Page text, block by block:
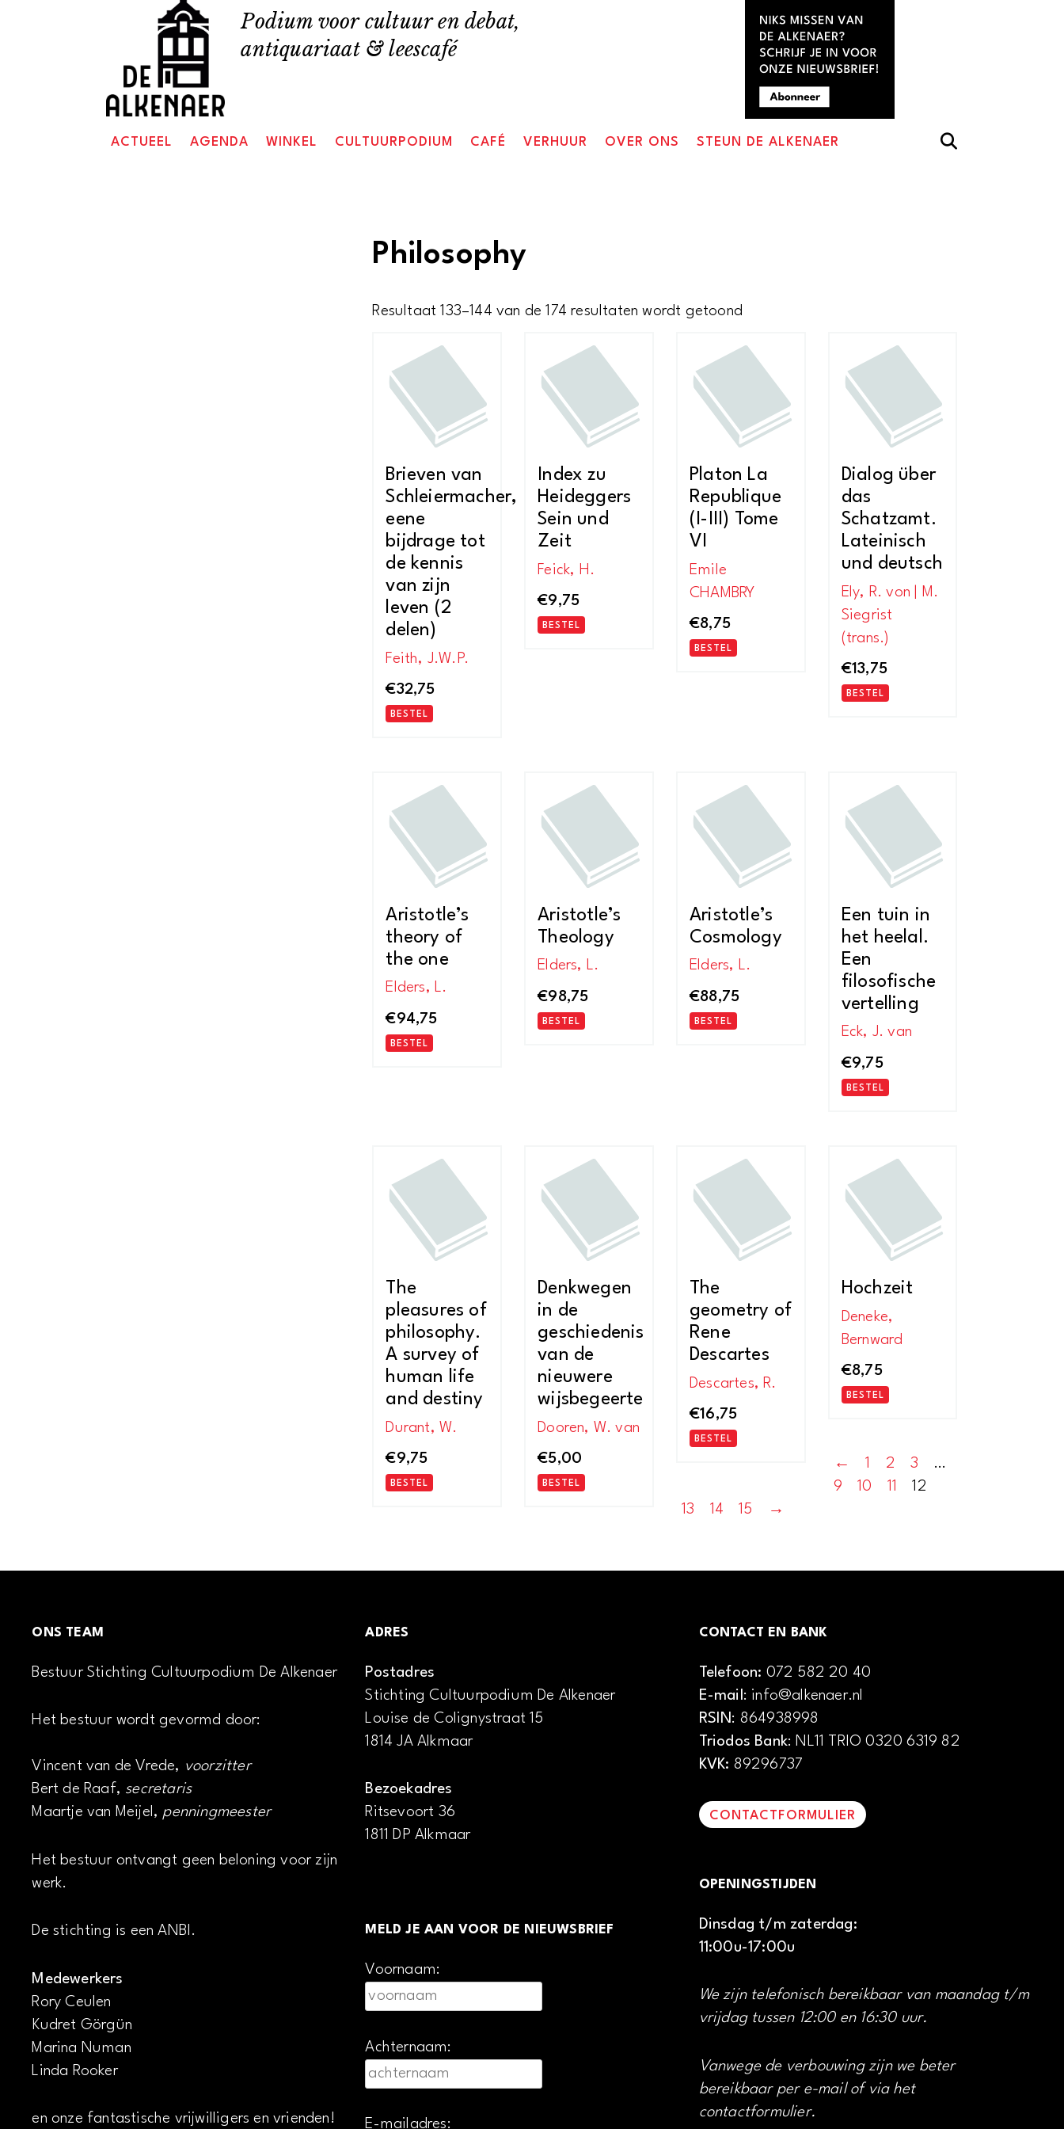
Podium voor cultuur en debat,
antiquariaat & leescafé
ACTUEEL AGENDA WINKEL CULTUURPODIUM CAFÉ VERHUUR OVER ONS STEUN DE ALKENAER
Philosophy
Resultaat 133–144 van de 174 resultaten wordt getoond
nieuwste
Brieven van
Schleiermacher,
eene
bijdrage tot
de kennis
van zijn
leven (2
delen)
Feith, J.W.P.
€32,75
BESTEL
Index zu
Heideggers
Sein und
Zeit
Feick, H.
€9,75
BESTEL
Platon La
Republique
(I-III) Tome
VI
Emile
CHAMBRY
€8,75
BESTEL
Dialog über
das
Schatzamt.
Lateinisch
und deutsch
Ely, R. von | M.
Siegrist
(trans.)
€13,75
BESTEL
Aristotle’s
theory of
the one
Elders, L.
€94,75
BESTEL
Aristotle’s
Theology
Elders, L.
€98,75
BESTEL
Aristotle’s
Cosmology
Elders, L.
€88,75
BESTEL
Een tuin in
het heelal.
Een
filosofische
vertelling
Eck, J. van
€9,75
BESTEL
The
pleasures of
philosophy.
A survey of
human life
and destiny
Durant, W.
€9,75
BESTEL
Denkwegen
in de
geschiedenis
van de
nieuwere
wijsbegeerte
Dooren, W. van
€5,00
BESTEL
The
geometry of
Rene
Descartes
Descartes, R.
€16,75
BESTEL
Hochzeit
Deneke,
Bernward
€8,75
BESTEL
← 1 2 3
…
9
10 11
12
13
14 15 →
ONS TEAM
Bestuur Stichting Cultuurpodium De Alkenaer
Het bestuur wordt gevormd door:
Vincent van de Vrede, voorzitter
Bert de Raaf, secretaris
Maartje van Meijel, penningmeester
Het bestuur ontvangt geen beloning voor zijn
werk.
De stichting is een ANBI.
Medewerkers
Rory Ceulen
Kudret Görgün
Marina Numan
Linda Rooker
en onze fantastische vrijwilligers en vrienden!
ADRES
Postadres
Stichting Cultuurpodium De Alkenaer
Louise de Colignystraat 15
1814 JA Alkmaar
Bezoekadres
Ritsevoort 36
1811 DP Alkmaar
MELD JE AAN VOOR DE NIEUWSBRIEF
Voornaam:
Achternaam:
E-mailadres:
CONTACT EN BANK
Telefoon: 072 582 20 40
E-mail : info@alkenaer.nl
RSIN : 864938998
Triodos Bank: NL11 TRIO 0320 6319 82
KVK: 89296737
CONTACTFORMULIER
OPENINGSTIJDEN
Dinsdag t/m zaterdag:
11:00u-17:00u
We zijn telefonisch bereikbaar van maandag t/m
vrijdag tussen 12:00 en 16:30 uur.
Vanwege de verbouwing zijn we beter
bereikbaar per e-mail of via het
contactformulier.